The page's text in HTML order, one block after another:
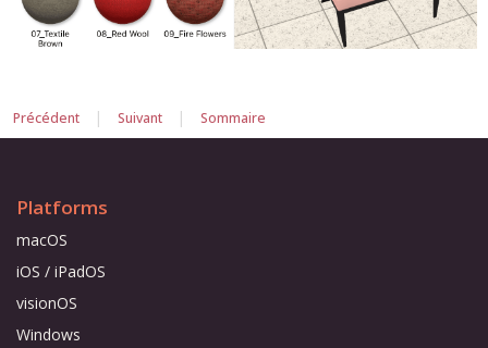
Précédent | Suivant | Sommaire
Platforms
macOS
iOS / iPadOS
visionOS
Windows